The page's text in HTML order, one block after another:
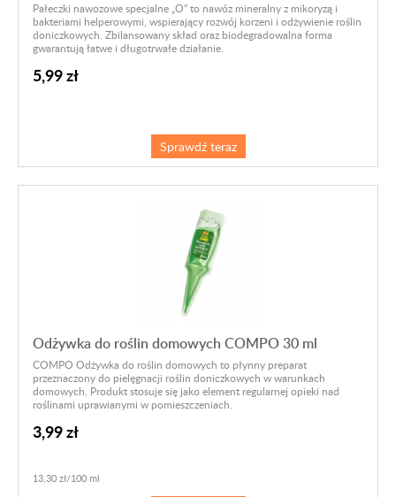
Pałeczki nawozowe specjalne „O” to nawóz mineralny z mikoryzą i
bakteriami helperowymi, wspierający rozwój korzeni i odżywienie roślin
doniczkowych. Zbilansowany skład oraz biodegradowalna forma
gwarantują łatwe i długotrwałe działanie.
5,99 zł
Sprawdź teraz
Odżywka do roślin domowych COMPO 30 ml
COMPO Odżywka do roślin domowych to płynny preparat
przeznaczony do pielęgnacji roślin doniczkowych w warunkach
domowych. Produkt stosuje się jako element regularnej opieki nad
roślinami uprawianymi w pomieszczeniach.
3,99 zł
13,30 zł/100 ml